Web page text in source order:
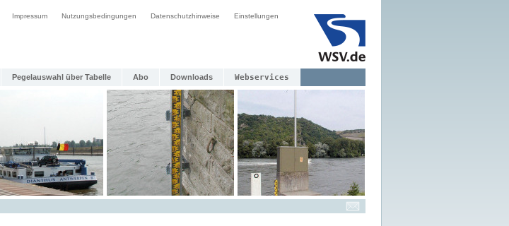
Impressum Nutzungsbedingungen Datenschutzhinweise Einstellungen
Pegelauswahl über Tabelle Abo Downloads Webservices